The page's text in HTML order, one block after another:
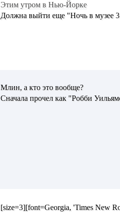
Этим утром в Нью-Йорке
Должна выйти еще "Ночь в музее
Млин, а кто это вообще?
Сначала прочел как "Робби
[size=3][font=Georgia, 'Times New